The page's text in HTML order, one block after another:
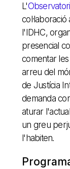
L'
l'IDHC,
presencial
comentar
arreu del
de Justícia
demanda
aturar
un greu
l'habiten.